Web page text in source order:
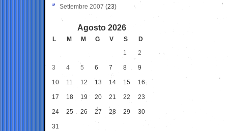
Settembre 2007 (23)
Agosto 2026
L M M G V S
D
1
2
3 4 5 6 7 8 9
10 11 12 13 14 15 16
17 18 19 20 21 22 23
24 25 26 27 28 29 30
31